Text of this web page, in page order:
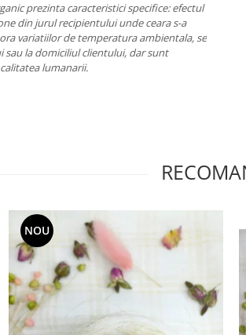
prezinta caracteristici specifice: efectul
din jurul recipientului unde ceara s-a
variatiilor de temperatura ambientala, se
la domiciliul clientului, dar sunt
lumanarii.
NOU